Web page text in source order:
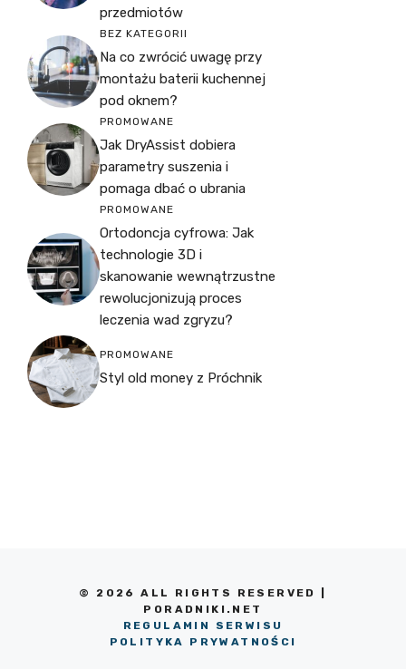
przedmiotów
BEZ KATEGORII
Na co zwrócić uwagę przy
montażu baterii kuchennej
pod oknem?
PROMOWANE
Jak DryAssist dobiera
parametry suszenia i
pomaga dbać o ubrania
PROMOWANE
Ortodoncja cyfrowa: Jak
technologie 3D i
skanowanie wewnątrzustne
rewolucjonizują proces
leczenia wad zgryzu?
PROMOWANE
Styl old money z Próchnik
© 2026 ALL RIGHTS RESERVED |
PORADNIKI.NET
REGULAMIN SERWISU
POLITYKA PRYWATNOŚCI